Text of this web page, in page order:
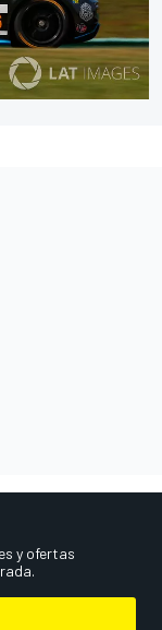
y ofertas